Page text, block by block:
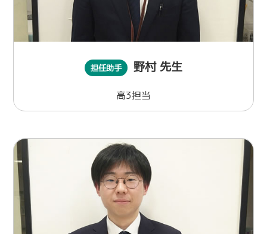
担任助手 野村 先生
高3担当